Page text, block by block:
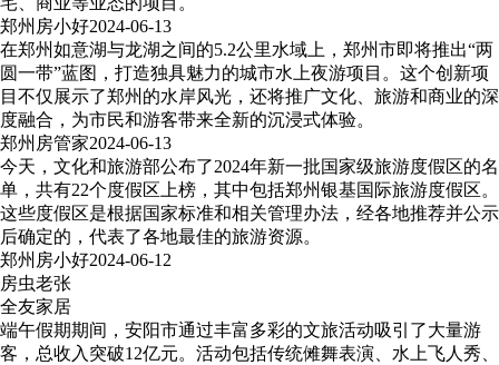
郑州房小好2024-06-13
在郑州如意湖与龙湖之间的5.2公里水域上，郑州市即将推出“两
圆一带”蓝图，打造独具魅力的城市水上夜游项目。这个创新项
目不仅展示了郑州的水岸风光，还将推广文化、旅游和商业的深
度融合，为市民和游客带来全新的沉浸式体验。
郑州房管家2024-06-13
今天，文化和旅游部公布了2024年新一批国家级旅游度假区的名
单，共有22个度假区上榜，其中包括郑州银基国际旅游度假区。
这些度假区是根据国家标准和相关管理办法，经各地推荐并公示
后确定的，代表了各地最佳的旅游资源。
郑州房小好2024-06-12
房虫老张
全友家居
端午假期期间，安阳市通过丰富多彩的文旅活动吸引了大量游
客，总收入突破12亿元。活动包括传统傩舞表演、水上飞人秀、